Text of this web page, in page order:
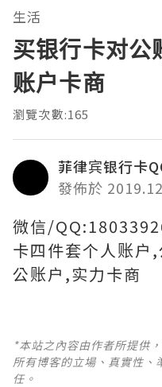
生活
买银行卡对公
账户卡商
瀏覽次數:165
菲律宾银行卡
發佈於
微信/
卡四件套个人账户
公账户,实力卡商
*本站之內容由作者所提供
所有博客的立場、真實性
任。